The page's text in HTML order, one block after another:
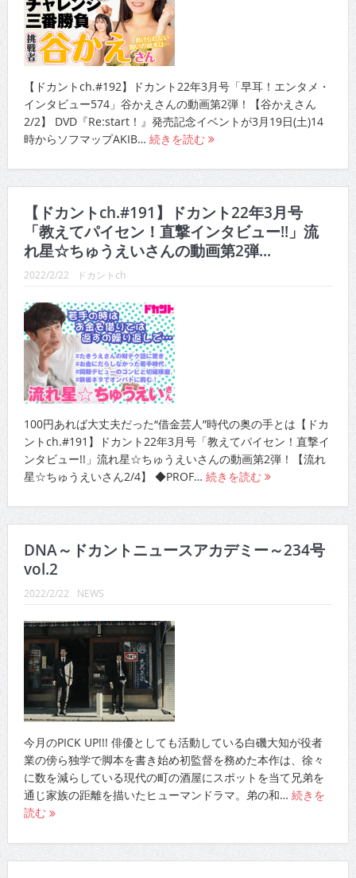
CINEMA×STYLE 285号
CINEMA×STYLE 294号
【ドカントch.#192】ドカント22年3月号「早耳！エンタメ・
インタビュー574」谷かえさんの動画第2弾！【谷かえさん
2/2】 DVD『Re:start！』発売記念イベントが3月19日(土)14
時からソフマップAKIB… 続きを読む
【ドカントch.#191】ドカント22年3月号
「教えてパイセン！直撃インタビュー!!」流
れ星☆ちゅうえいさんの動画第2弾...
2022/2/22 ドカントch
100円あれば大丈夫だった“借金芸人”時代の奥の手とは【ドカ
ントch.#191】ドカント22年3月号「教えてパイセン！直撃イ
ンタビュー!!」流れ星☆ちゅうえいさんの動画第2弾！【流れ
星☆ちゅうえいさん2/4】 ◆PROF… 続きを読む
DNA～ドカントニュースアカデミー～234号
vol.2
2022/2/22 NEWS
今月のPICK UP!!! 俳優としても活動している白磯大知が役者
業の傍ら独学で脚本を書き始め初監督を務めた本作は、徐々
に数を減らしている現代の町の酒屋にスポットを当て兄弟を
通じ家族の距離を描いたヒューマンドラマ。弟の和…続きを
読む